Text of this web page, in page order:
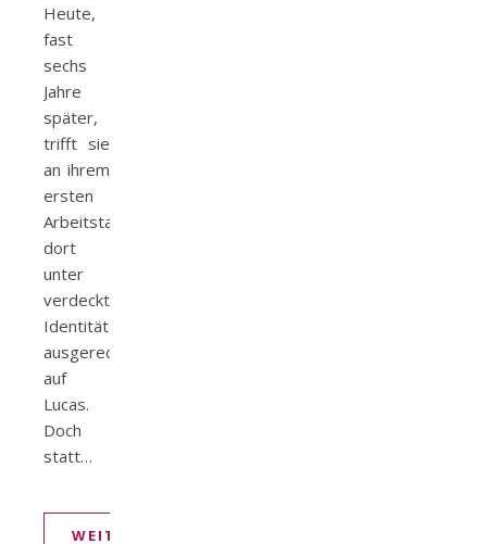
Heute,
fast
sechs
Jahre
später,
trifft sie
an ihrem
ersten
Arbeitstag
dort
unter
verdeckter
Identität
ausgerechnet
auf
Lucas.
Doch
statt…
WEITERLESEN